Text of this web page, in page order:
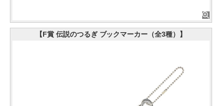
【F賞 伝説のつるぎ ブックマーカー（全3種）】